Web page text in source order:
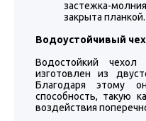
застежка-
закрыта планкой.
Водоустойчивый
Водостойкий
изготовлен из
Благодаря этому
способность, такую
воздействия